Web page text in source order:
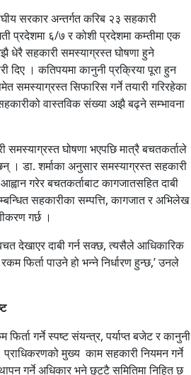
सरकार अन्तर्गत करिब २३ सहकारी
प्रदेशमा ६/७ र कोशी प्रदेशमा कम्तीमा एक
सहकारी समस्याग्रस्त घोषणा हुने
दिए । कतिपयमा कानुनी प्रक्रिया पूरा हुन
समस्याग्रस्त सिफारिस गर्ने तयारी गरिरहेका
वास्तविक संख्या अझै बढ्ने सम्भावना
घोषणा भएपछि मात्रै बचतकर्ताले
। डा. शर्माका अनुसार समस्याग्रस्त सहकारी
गरेर बचतकर्ताबाट कागजातसहित दाबी
सहकारीका सम्पत्ति, कागजात र अभिलेख
गर्छ ।
देखाएर दाबी गर्न सक्छ, त्यसैले आधिकारिक
फिर्ता पाउने हो भन्ने निर्धारण हुन्छ,’ उनले
गर्ने स्पष्ट संयन्त्र, पर्याप्त बजेट र कानुनी
मुख्य काम सहकारी नियमन गर्ने
गर्ने अधिकार भने छुट्टै समितिमा निहित छ